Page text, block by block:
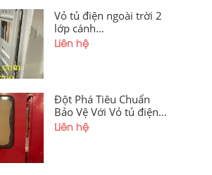
Vỏ tủ điện ngoài trời 2
lớp cánh
1400x600x250x1,2mm
sơn tĩnh điện có tấm
chống bụi, cánh ngoài
mica giá tốt tại xưởng
Hà Nội và Hải Phòng
Liên hệ
Đột Phá Tiêu Chuẩn
Bảo Vệ Với Vỏ tủ điện
ngoài trời cánh mica
Màu Đỏ
Liên hệ